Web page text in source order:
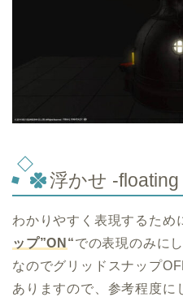
浮かせ -
わかりやすく表現するため
ップ”ON “での表現のみに
なのでグリッドスナップ
ありますので、参考程度に